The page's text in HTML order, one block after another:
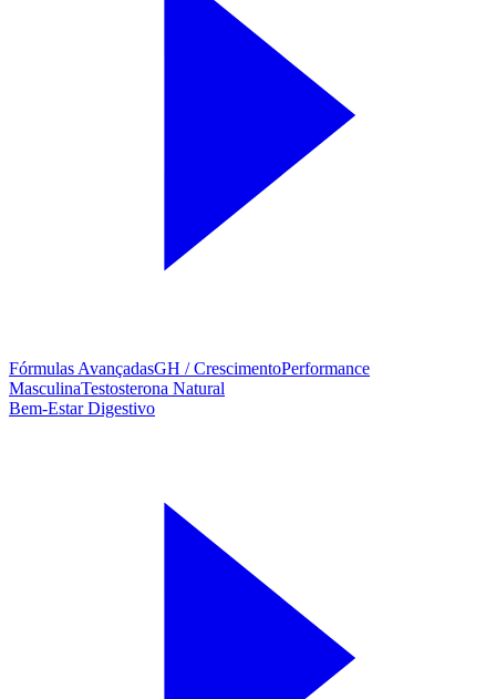
Fórmulas AvançadasGH / CrescimentoPerformance
MasculinaTestosterona Natural
Bem-Estar Digestivo